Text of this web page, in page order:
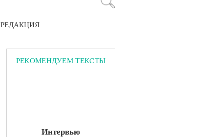
РЕДАКЦИЯ
РЕКОМЕНДУЕМ ТЕКСТЫ
Интервью